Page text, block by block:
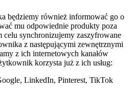
będziemy również informować go o
mu odpowiednie produkty poza
celu synchronizujemy zaszyfrowane
z następującymi zewnętrznymi
z ich internetowych kanałów
korzysta już z ich usług:
LinkedIn, Pinterest, TikTok